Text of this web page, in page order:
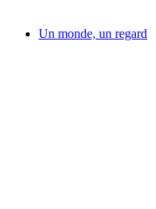
Un monde, un regard